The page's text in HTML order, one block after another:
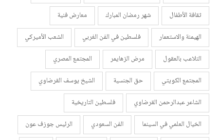
ثقافة الأطفال
شهر رمضان المبارك
معارض فنية
الهيمنة والاستعمار
فلسطين في الفن الغربي
الشعب الأميركي
التلاعب بالعقول
مرض الزهايمر
المجتمع المصري
المجتمع الكويتي
حق الجنسية
الشيخ يوسف القرضاوي
الشاعر عبدالرحمن القرضاوي
فلسطين التاريخية
الخيال العلمي في السينما
الفن السعودي
الرئيس جوزف عون